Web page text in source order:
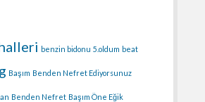
benzin bidonu 5.oldum beat
Başım Benden Nefret Ediyorsunuz
Benden Nefret Başım Öne Eğik